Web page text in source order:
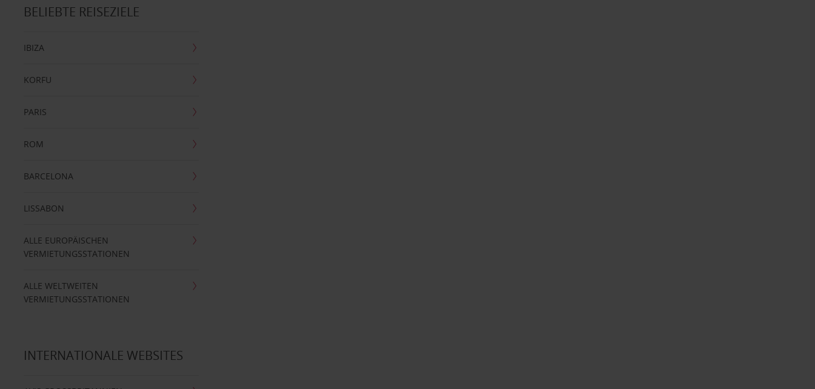
BELIEBTE REISEZIELE
IBIZA
KORFU
PARIS
ROM
BARCELONA
LISSABON
ALLE EUROPÄISCHEN
VERMIETUNGSSTATIONEN
ALLE WELTWEITEN
VERMIETUNGSSTATIONEN
INTERNATIONALE WEBSITES